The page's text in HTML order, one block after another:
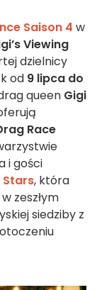
Saison 4 w
Viewing
dzielnicy
od 9 lipca do
queen Gigi
Race
i gości
Stars, która
zeszłym
siedziby z